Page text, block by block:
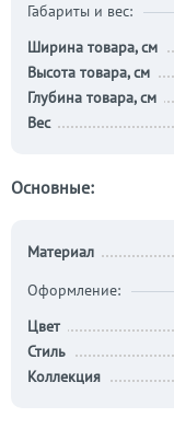
Габариты и вес:
Ширина товара, см
Высота товара, см
Глубина товара, см
Вес
Основные:
Материал
Оформление:
Цвет
Стиль
Коллекция